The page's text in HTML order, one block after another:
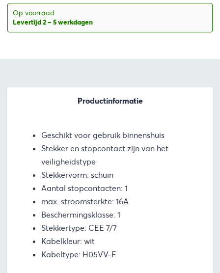
€14,87.
Op voorraad
Levertijd 2 – 5 werkdagen
Productinformatie
Geschikt voor gebruik binnenshuis
Stekker en stopcontact zijn van het
veiligheidstype
Stekkervorm: schuin
Aantal stopcontacten: 1
max. stroomsterkte: 16A
Beschermingsklasse: 1
Stekkertype: CEE 7/7
Kabelkleur: wit
Kabeltype: H05VV-F